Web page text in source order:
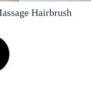
Hairbrush